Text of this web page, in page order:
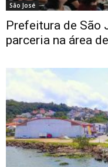
São José
Prefeitura de São
parceria na área